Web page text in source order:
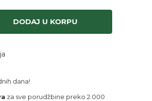
DODAJ U KORPU
dana!
za sve porudžbine preko 2.000